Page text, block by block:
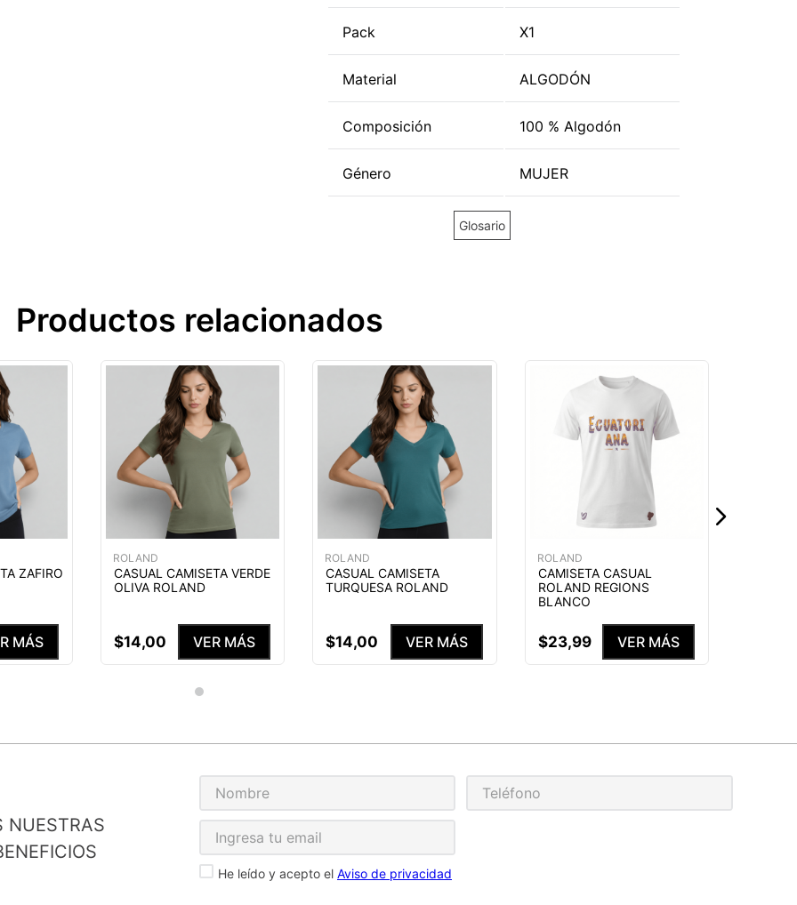
Pack X1
Material ALGODÓN
Composición 100 % Algodón
Género MUJER
Glosario
Productos relacionados
ZAFIRO
MÁS
ROLAND
CASUAL CAMISETA VERDE
OLIVA ROLAND
$14,00 VER MÁS
ROLAND
CASUAL CAMISETA
TURQUESA ROLAND
$14,00 VER MÁS
ROLAND
CAMISETA CASUAL
ROLAND REGIONS
BLANCO
$23,99 VER MÁS
NUESTRAS
He leído y acepto el Aviso de privacidad